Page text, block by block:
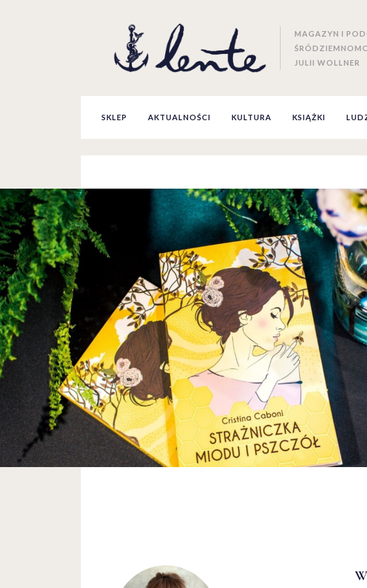
MAGAZYN I
JULII WOLLNER
SKLEP AKTUALNOŚCI KULTURA KSIĄŻKI